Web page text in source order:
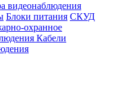
видеонаблюдения
Блоки питания СКУД
охранное
Кабели